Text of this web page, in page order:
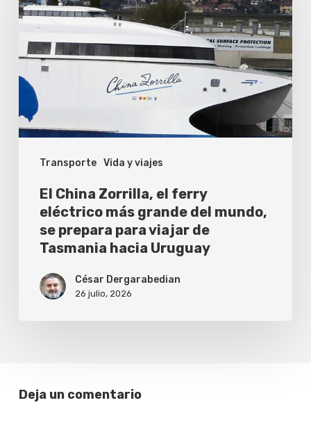
Transporte Vida y viajes
Zorrilla,
ferry
eléctrico
más
grande
del
mundo,
prepara
para
viajar
Tasmania
El China Zorrilla, el ferry
eléctrico más grande del mundo,
se prepara para viajar de
Tasmania hacia Uruguay
César Dergarabedian
26 julio, 2026
Deja un comentario